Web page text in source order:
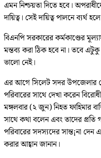
এমন নিশ্চয়তা দিতে হবে।
দায়িত্ব। সেই দায়িত্ব পালনে ব্যর্থ
বিএনপি সরকারের কর্মকাণ্ডের
মন্তব্য করা ঠিক হবে না। তবে
ভালো নেই।
এর আগে সিলেট সদর উপজেলার
পরিবারের সাথে দেখা করেন
মঙ্গলবার (২ জুন) নিহত ফাহিমার
সাথে কথা বলেন এবং তাদের
পরিবারের সদস্যদের সান্ত¡না দেন
করার আহ্বান জানান।